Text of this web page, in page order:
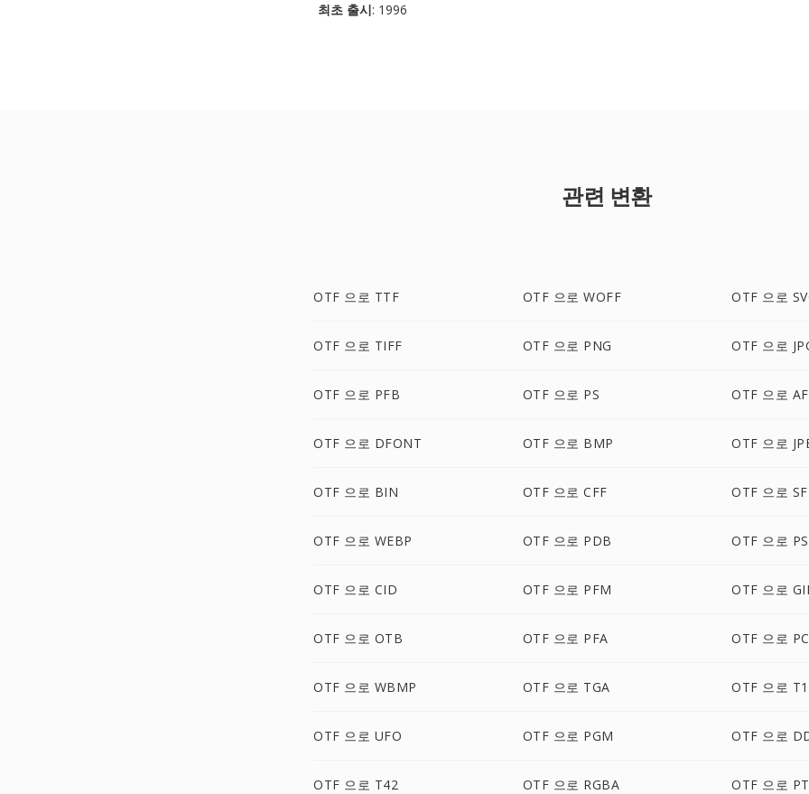
최초 출시: 1996
관련 변환
OTF 으로 TTF OTF 으로 WOFF OTF 으로
OTF 으로 TIFF OTF 으로 PNG OTF 으로
OTF 으로 PFB OTF 으로 PS OTF 으로
OTF 으로 DFONT OTF 으로 BMP OTF 으로
OTF 으로 BIN OTF 으로 CFF OTF 으로
OTF 으로 WEBP OTF 으로 PDB OTF 으로
OTF 으로 CID OTF 으로 PFM OTF 으로
OTF 으로 OTB OTF 으로 PFA OTF 으로
OTF 으로 WBMP OTF 으로 TGA OTF 으로
OTF 으로 UFO OTF 으로 PGM OTF 으로
OTF 으로 T42 OTF 으로 RGBA OTF 으로